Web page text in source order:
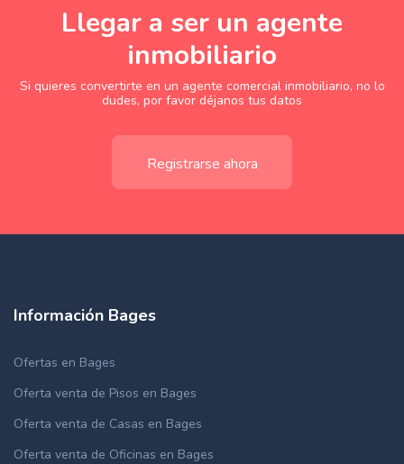
Llegar a ser un agente
inmobiliario
Si quieres convertirte en un agente comercial inmobiliario, no lo
dudes, por favor déjanos tus datos
Registrarse ahora
Información Bages
Ofertas en Bages
Oferta venta de Pisos en Bages
Oferta venta de Casas en Bages
Oferta venta de Oficinas en Bages